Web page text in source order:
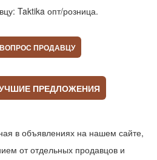
Taktika опт/розница.
ПРОДАВЦУ
ПРЕДЛОЖЕНИЯ
в объявлениях на нашем сайте,
от отдельных продавцов и